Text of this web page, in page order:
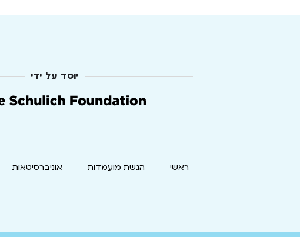
יוסד על ידי
ראשי הגשת מועמדות אוניברסיטאות